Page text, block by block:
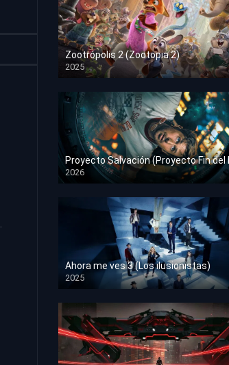
Zootrópolis 2 (Zootopia 2)
2025
HD 1080p
2026
HD 1080p
Ahora me ves 3 (Los ilusionistas)
2025
HD 1080p